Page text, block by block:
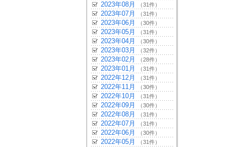
2023年08月 （31件）
2023年07月 （31件）
2023年06月 （30件）
2023年05月 （31件）
2023年04月 （30件）
2023年03月 （32件）
2023年02月 （28件）
2023年01月 （31件）
2022年12月 （31件）
2022年11月 （30件）
2022年10月 （31件）
2022年09月 （30件）
2022年08月 （31件）
2022年07月 （31件）
2022年06月 （30件）
2022年05月 （31件）